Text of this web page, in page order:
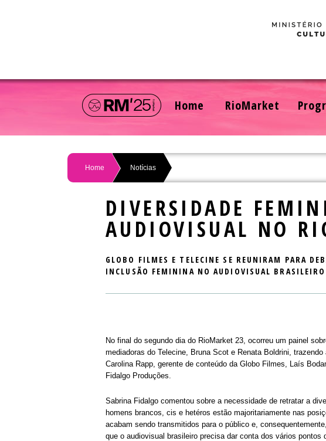
Home RioMarket
Home Notícias
DIVERSIDADE
AUDIOVISUAL NO
GLOBO FILMES E TELECINE SE REUNIRAM PARA
INCLUSÃO FEMININA NO AUDIOVISUAL BRASILEIRO
No final do segundo dia do RioMarket 23, ocorreu um painel
mediadoras do Telecine, Bruna Scot e Renata Boldrini,
Carolina Rapp, gerente de conteúdo da Globo Filmes, Laís
Fidalgo Produções.
Sabrina Fidalgo comentou sobre a necessidade de retratar a
homens brancos, cis e hetéros estão majoritariamente nas
acabam sendo transmitidos para o público e,
que o audiovisual brasileiro precisa dar conta dos vários